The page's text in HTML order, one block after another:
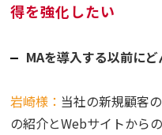
得を強化したい
MAを導入する以前に
岩崎様： 当社の新規顧客
の紹介とWebサイトから